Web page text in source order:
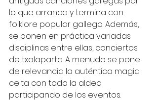
lo que arranca y termina con
folklore popular gallego. Además,
se ponen en práctica variadas
disciplinas entre ellas, conciertos
de txalaparta. A menudo se pone
de relevancia la auténtica magia
celta con toda la aldea
participando de los eventos.